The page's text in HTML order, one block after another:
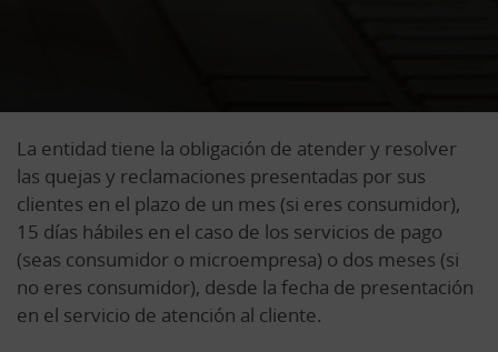
La entidad tiene la obligación de atender y resolver
las quejas y reclamaciones presentadas por sus
clientes en el plazo de un mes (si eres consumidor),
15 días hábiles en el caso de los servicios de pago
(seas consumidor o microempresa) o dos meses (si
no eres consumidor), desde la fecha de presentación
en el servicio de atención al cliente.